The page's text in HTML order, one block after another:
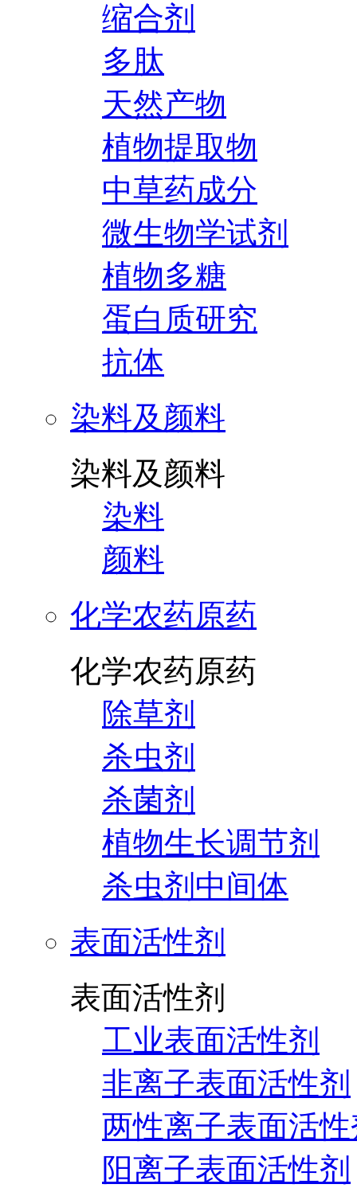
缩合剂
多肽
天然产物
植物提取物
中草药成分
微生物学试剂
植物多糖
蛋白质研究
抗体
染料及颜料
染料及颜料
染料
颜料
化学农药原药
化学农药原药
除草剂
杀虫剂
杀菌剂
植物生长调节剂
杀虫剂中间体
表面活性剂
表面活性剂
工业表面活性剂
非离子表面活性剂
两性离子表面活
阳离子表面活性剂